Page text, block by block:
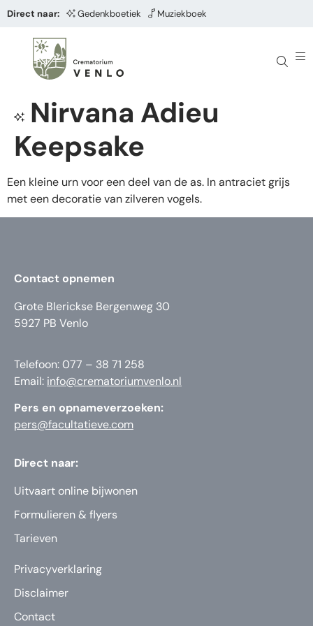
Direct naar: Gedenkboetiek Muziekboek
Nirvana Adieu
Keepsake
Een kleine urn voor een deel van de as. In antraciet grijs
met een decoratie van zilveren vogels.
Contact opnemen
Grote Blerickse Bergenweg 30
5927 PB Venlo
Telefoon: 077 – 38 71 258
Email: info@crematoriumvenlo.nl
Pers en opnameverzoeken:
pers@facultatieve.com
Direct naar:
Uitvaart online bijwonen
Formulieren & flyers
Tarieven
Privacyverklaring
Disclaimer
Contact